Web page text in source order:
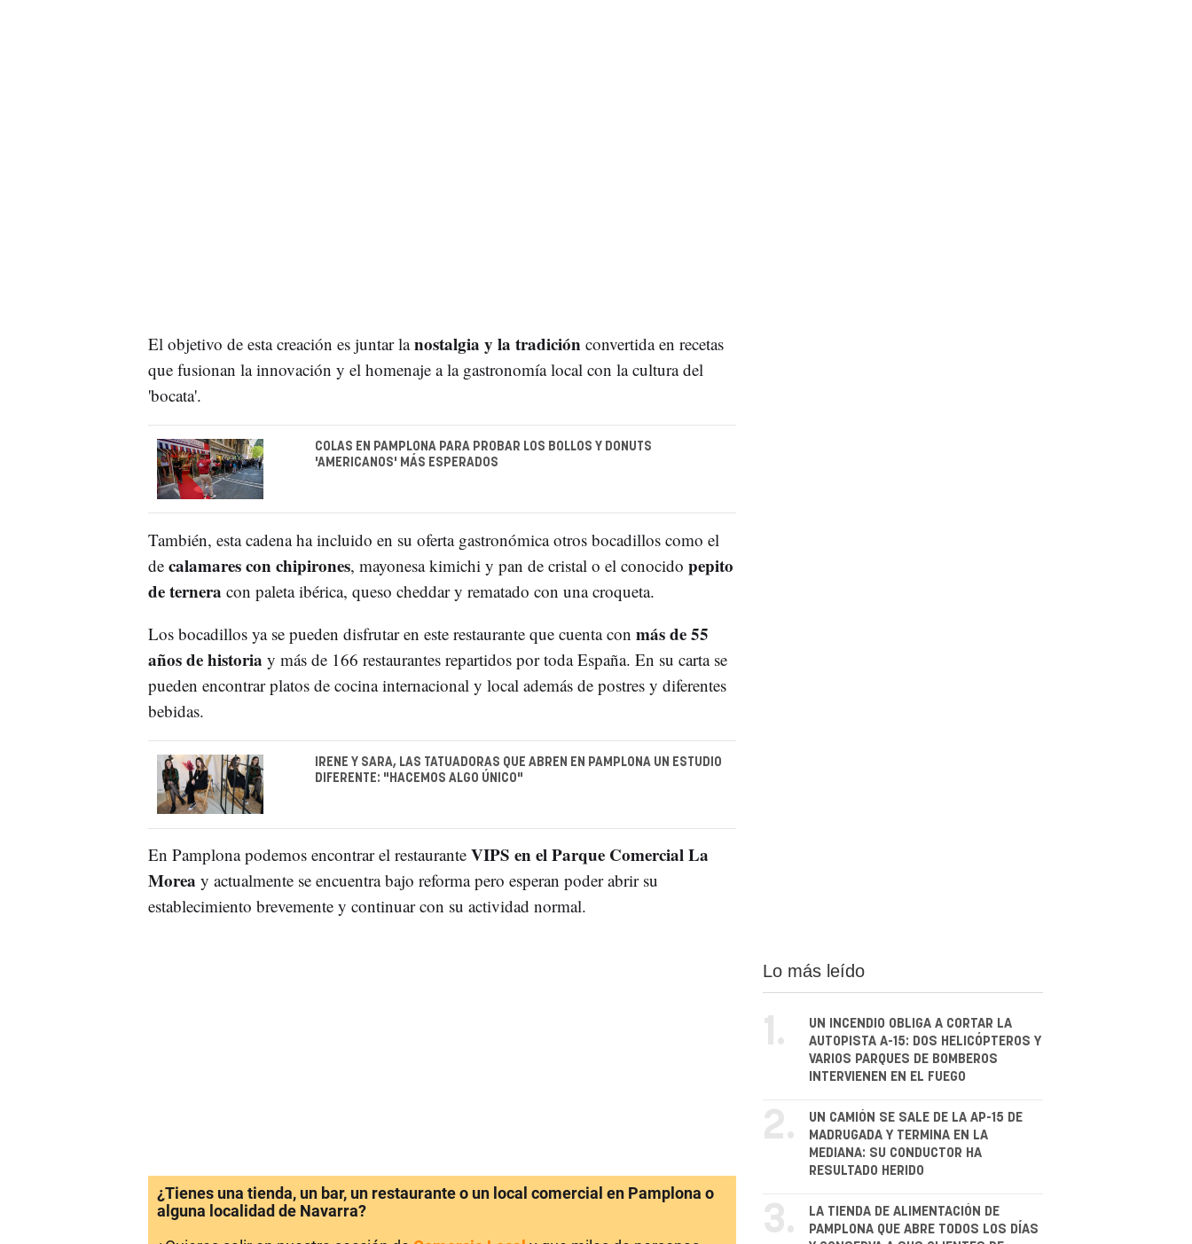
El objetivo de esta creación es juntar lanostalgia y la tradiciónconvertida en recetas
que fusionan la innovación y el homenaje a la gastronomía local con la cultura del
'bocata'.
COLAS EN PAMPLONA PARA PROBAR LOS BOLLOS Y DONUTS
'AMERICANOS' MÁS ESPERADOS
También, esta cadena ha incluido en su oferta gastronómica otros bocadillos como el
de calamares con chipirones, mayonesa kimichi y pan de cristal o el conocido pepito
de ternera con paleta ibérica, queso cheddar y rematado con una croqueta.
Los bocadillos ya se pueden disfrutar en este restaurante que cuenta con más de 55
años de historia y más de 166 restaurantes repartidos por toda España. En su carta se
pueden encontrar platos de cocina internacional y local además de postres y diferentes
bebidas.
IRENE Y SARA, LAS TATUADORAS QUE ABREN EN PAMPLONA UN ESTUDIO
DIFERENTE: "HACEMOS ALGO ÚNICO"
En Pamplona podemos encontrar el restaurante VIPS en el Parque Comercial La
Morea y actualmente se encuentra bajo reforma pero esperan poder abrir su
establecimiento brevemente y continuar con su actividad normal.
¿Tienes una tienda, un bar, un restaurante o un local comercial en Pamplona o
alguna localidad de Navarra?
Lo más leído
1.
UN INCENDIO OBLIGA A CORTAR LA
AUTOPISTA A-15: DOS HELICÓPTEROS Y
VARIOS PARQUES DE BOMBEROS
INTERVIENEN EN EL FUEGO
2.
UN CAMIÓN SE SALE DE LA AP-15 DE
MADRUGADA Y TERMINA EN LA
MEDIANA: SU CONDUCTOR HA
RESULTADO HERIDO
3.
LA TIENDA DE ALIMENTACIÓN DE
PAMPLONA QUE ABRE TODOS LOS DÍAS